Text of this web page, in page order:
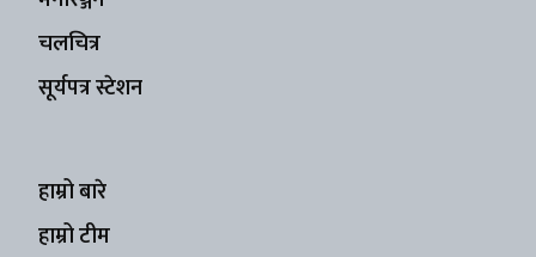
चलचित्र
सूर्यपत्र स्टेशन
हाम्रो बारे
हाम्रो टीम